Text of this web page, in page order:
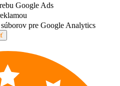
Google Ads
pre Google Analytics